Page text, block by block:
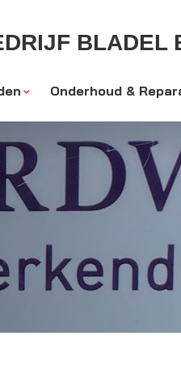
BLADEL
Onderhoud &